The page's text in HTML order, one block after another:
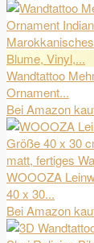
Wandtattoo
Ornament...
Bei Amazon
WOOOZA
40 x 30...
Bei Amazon